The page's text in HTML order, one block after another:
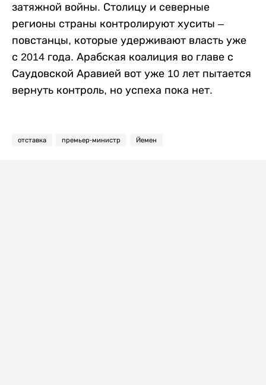
затяжной войны. Столицу и северные
регионы страны контролируют хуситы –
повстанцы, которые удерживают власть уже
с 2014 года. Арабская коалиция во главе с
Саудовской Аравией вот уже 10 лет пытается
вернуть контроль, но успеха пока нет.
отставка премьер-министр Йемен